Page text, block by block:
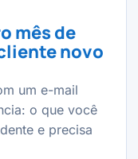
mês de
novo
um e-mail
o que você
e precisa